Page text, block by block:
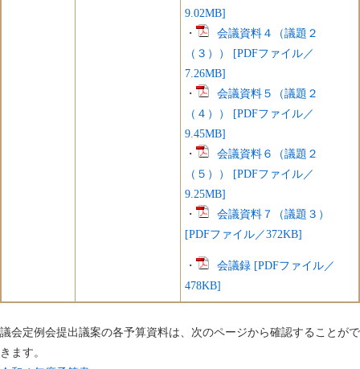
9.02MB]
・
会議資料４（議題２
（３）） [PDFファイル／
7.26MB]
・
会議資料５（議題２
（４）） [PDFファイル／
9.45MB]
・
会議資料６（議題２
（５）） [PDFファイル／
9.25MB]
・
会議資料７（議題３）
[PDFファイル／372KB]
・
会議録 [PDFファイル／
478KB]
議会定例会提出議案の各予算資料は、次のページから確認することがで
きます。